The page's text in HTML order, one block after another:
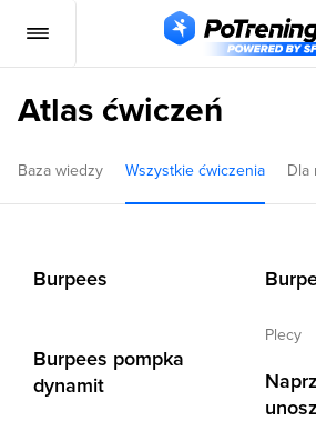
Atlas ćwiczeń
Baza wiedzy Wszystkie ćwiczenia Dla
Burpees
Burpees pompka
dynamit
plecy